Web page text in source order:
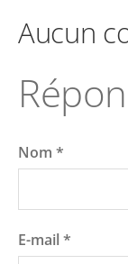
Aucun
Nom *
E-mail *